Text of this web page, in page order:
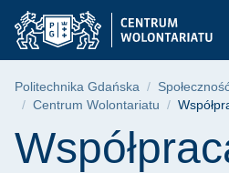
Przejdź
do
menu
Przejdź
do
wyszukiwarki
Przejdź
do
treści
Ścieżka
Politechnika Gdańska
Centrum Wolontariatu
Treść strony